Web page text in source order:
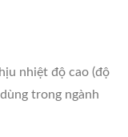
nhiệt độ cao (độ
trong ngành